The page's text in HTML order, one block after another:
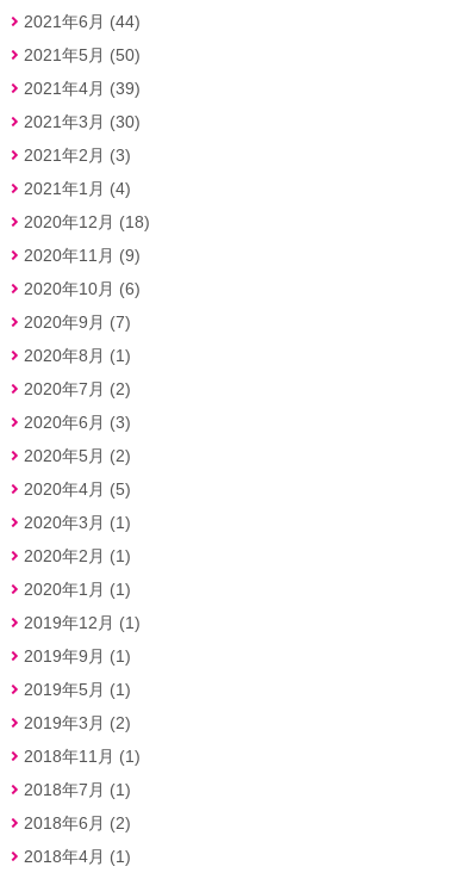
2021年6月 (44)
2021年5月 (50)
2021年4月 (39)
2021年3月 (30)
2021年2月 (3)
2021年1月 (4)
2020年12月 (18)
2020年11月 (9)
2020年10月 (6)
2020年9月 (7)
2020年8月 (1)
2020年7月 (2)
2020年6月 (3)
2020年5月 (2)
2020年4月 (5)
2020年3月 (1)
2020年2月 (1)
2020年1月 (1)
2019年12月 (1)
2019年9月 (1)
2019年5月 (1)
2019年3月 (2)
2018年11月 (1)
2018年7月 (1)
2018年6月 (2)
2018年4月 (1)